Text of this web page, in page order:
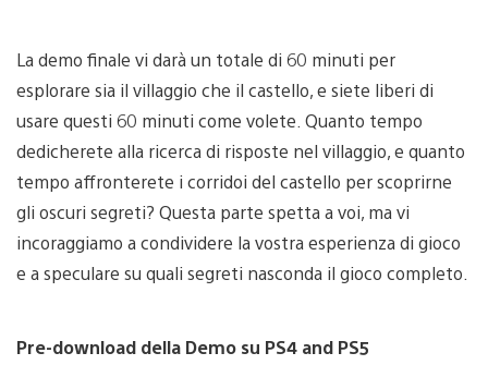
La demo finale vi darà un totale di 60 minuti per
esplorare sia il villaggio che il castello, e siete liberi di
usare questi 60 minuti come volete. Quanto tempo
dedicherete alla ricerca di risposte nel villaggio, e quanto
tempo affronterete i corridoi del castello per scoprirne
gli oscuri segreti? Questa parte spetta a voi, ma vi
incoraggiamo a condividere la vostra esperienza di gioco
e a speculare su quali segreti nasconda il gioco completo.
Pre-download della Demo su PS4 and PS5